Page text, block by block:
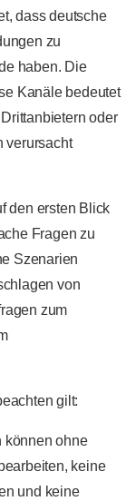
dass deutsche
zu
haben. Die
Kanäle bedeutet
oder
verursacht
den ersten Blick
Fragen zu
Szenarien
von
zum
gilt:
können ohne
keine
und keine